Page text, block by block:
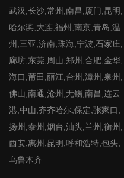
武汉,长沙,常州,南昌,厦门,昆明,
哈尔滨,大连,福州,南京,青岛,温
州,三亚,济南,珠海,宁波,石家庄,
廊坊,东莞,周山,郑州,合肥,金华,
海口,莆田,丽江,台州,漳州,泉州,
佛山,南通,沧州,无锡,南昌,连云
港,中山,齐齐哈尔,保定,张家口,
扬州,泰州,烟台,汕头,兰州,衡州,
西安,惠州,昆明,呼和浩特,包头,
乌鲁木齐